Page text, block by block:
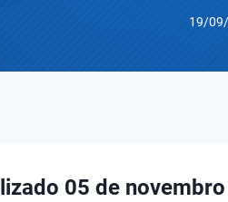
19/
05 de novembro